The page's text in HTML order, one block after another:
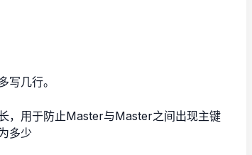
写几行。
，用于防止Master与Master之间出现主键
多少